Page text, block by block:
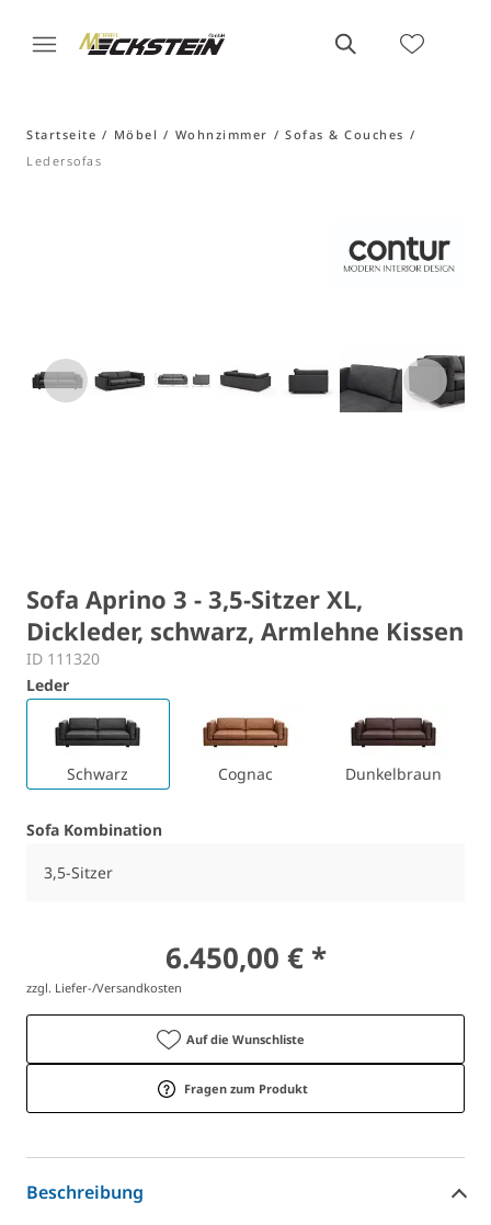
Startseite Möbel Wohnzimmer
Sofas & Couches
Ledersofas
Sofa Aprino 3 - 3,5-Sitzer XL,
Dickleder, schwarz, Armlehne Kissen
ID 111320
Leder
Schwarz Cognac Dunkelbraun
Sofa Kombination
3,5-Sitzer
6.450,00 € *
zzgl. Liefer-/Versandkosten
Auf die Wunschliste
Fragen zum Produkt
Beschreibung